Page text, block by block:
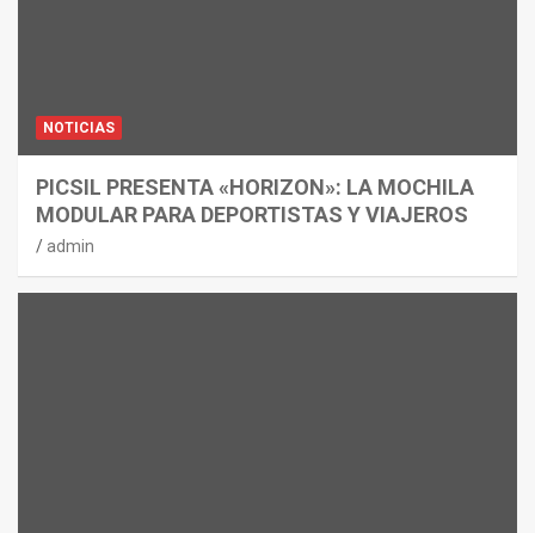
NOTICIAS
PICSIL PRESENTA «HORIZON»: LA MOCHILA
MODULAR PARA DEPORTISTAS Y VIAJEROS
admin